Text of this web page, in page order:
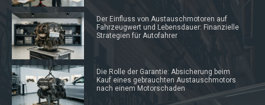
Der Einfluss von Austauschmotoren auf
Fahrzeugwert und Lebensdauer: Finanzielle
Strategien für Autofahrer
Die Rolle der Garantie: Absicherung beim
Kauf eines gebrauchten Austauschmotors
nach einem Motorschaden